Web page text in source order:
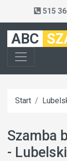
515
ABC
Start
Szamba
-